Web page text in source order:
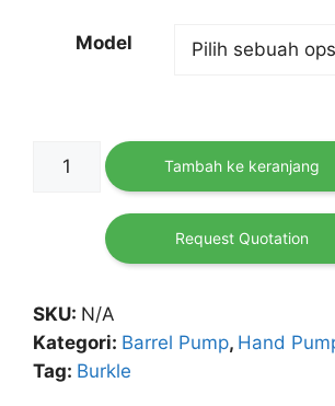
Model
Kuantitas
Stainless
(Tube
&
Hose)
Tambah ke keranjang
Request Quotation
SKU: N/A
Kategori: Barrel Pump, Hand
Tag: Burkle